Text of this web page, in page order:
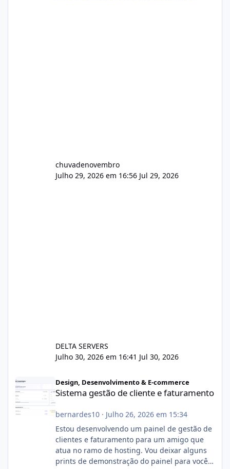
chuvadenovembro
Julho 29, 2026 em 16:56 Jul 29, 2026
DELTA SERVERS
Julho 30, 2026 em 16:41 Jul 30, 2026
Design, Desenvolvimento & E-commerce
Sistema gestão de cliente e faturamento
bernardes10· Julho 26, 2026 em 15:34
Estou desenvolvendo um painel de gestão de
clientes e faturamento para um amigo que
atua no ramo de hosting. Vou deixar alguns
prints de demonstração do painel para vocês